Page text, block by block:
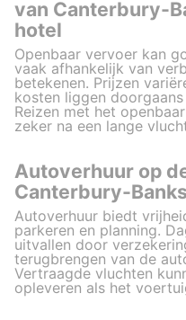
van Canterbury-
hotel
Openbaar vervoer kan
vaak afhankelijk van
betekenen. Prijzen
kosten liggen
Reizen met het
zeker na een lange
Autoverhuur op
Canterbury-
Autoverhuur biedt
parkeren en planning.
uitvallen door
terugbrengen van de
Vertraagde vluchten
opleveren als het